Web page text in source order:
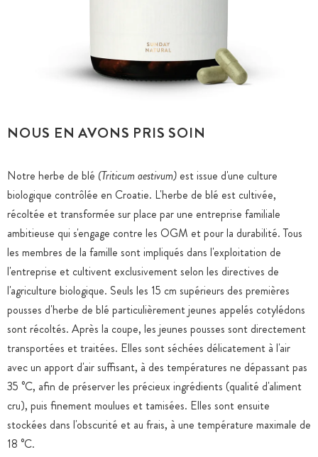
NOUS EN AVONS PRIS SOIN
Notre herbe de blé (Triticum aestivum) est issue d'une culture
biologique contrôlée en Croatie. L'herbe de blé est cultivée,
récoltée et transformée sur place par une entreprise familiale
ambitieuse qui s'engage contre les OGM et pour la durabilité. Tous
les membres de la famille sont impliqués dans l'exploitation de
l'entreprise et cultivent exclusivement selon les directives de
l'agriculture biologique. Seuls les 15 cm supérieurs des premières
pousses d'herbe de blé particulièrement jeunes appelés cotylédons
sont récoltés. Après la coupe, les jeunes pousses sont directement
transportées et traitées. Elles sont séchées délicatement à l'air
avec un apport d'air suffisant, à des températures ne dépassant pas
35 °C, afin de préserver les précieux ingrédients (qualité d'aliment
cru), puis finement moulues et tamisées. Elles sont ensuite
stockées dans l'obscurité et au frais, à une température maximale de
18 °C.